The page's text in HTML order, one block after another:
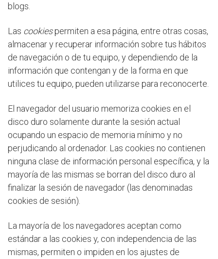
blogs.
Las cookiespermiten a esa página, entre otras cosas,
almacenar y recuperar información sobre tus hábitos
de navegación o de tu equipo, y dependiendo de la
información que contengan y de la forma en que
utilices tu equipo, pueden utilizarse para reconocerte.
El navegador del usuario memoriza cookies en el
disco duro solamente durante la sesión actual
ocupando un espacio de memoria mínimo y no
perjudicando al ordenador. Las cookies no contienen
ninguna clase de información personal específica, y la
mayoría de las mismas se borran del disco duro al
finalizar la sesión de navegador (las denominadas
cookies de sesión).
La mayoría de los navegadores aceptan como
estándar a las cookies y, con independencia de las
mismas, permiten o impiden en los ajustes de